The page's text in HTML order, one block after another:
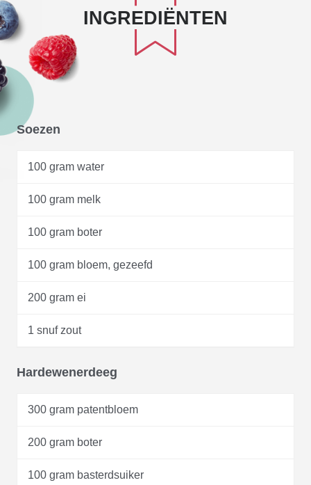
INGREDIËNTEN
Soezen
100 gram water
100 gram melk
100 gram boter
100 gram bloem, gezeefd
200 gram ei
1 snuf zout
Hardewenerdeeg
300 gram patentbloem
200 gram boter
100 gram basterdsuiker